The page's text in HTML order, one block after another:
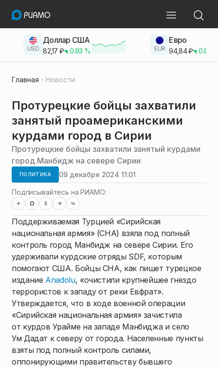
USD
Доллар США
82,17 ₽ 0.93 % EUR
Евро
94,84₽ 0.83
Главная Новости
Протурецкие бойцы захватили
занятый проамериканскими
курдами город в Сирии
Протурецкие бойцы захватили занятый курдами
город Манбидж на севере Сирии
ПОЛИТИКА 09 декабря 2024 11:01
Подписывайтесь на РИАМО:
Поддерживаемая Турцией «Сирийская
национальная армия» (СНА) взяла под полный
контроль город Манбидж на севере Сирии. Его
удерживали курдские отряды SDF, которым
помогают США. Бойцы СНА, как пишет турецкое
издание Anadolu, «очистили крупнейшее гнездо
террористов к западу от реки Евфрат».
Утверждается, что в ходе военной операции
«Сирийская национальная армия» зачистила
от курдов Урайме на западе Манбиджа и село
Ум Дадат к северу от города. Населенные пункты
взяты под полный контроль силами,
оппонирующими правительству бывшего